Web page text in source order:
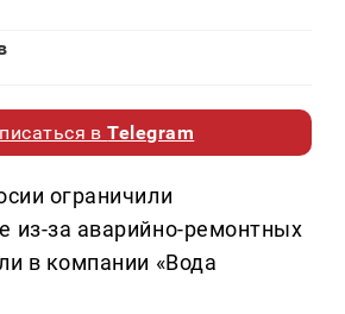
вTelegram
ограничили
из-за аварийно-ремонтных
в компании «Вода